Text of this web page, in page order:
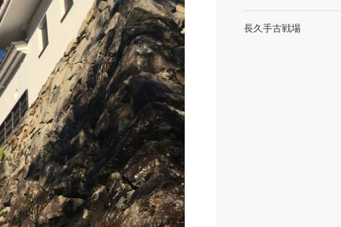
長久手古戦場